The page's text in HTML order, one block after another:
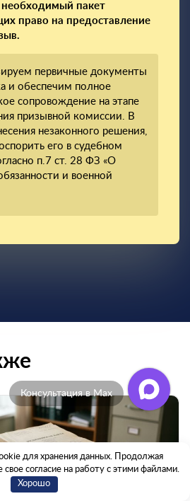
пакет
право на предоставление
первичные документы
и обеспечим полное
сопровождение на этапе
призывной комиссии. В
незаконного решения,
его в судебном
п.7 ст. 28 ФЗ «О
и военной
Отзывы клиентов
для хранения данных. Продолжая
свое согласие на работу с этими файлами.
Хорошо